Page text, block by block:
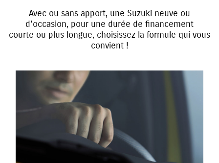
Avec ou sans apport, une Suzuki neuve ou
d’occasion, pour une durée de financement
courte ou plus longue, choisissez la formule qui vous
convient !